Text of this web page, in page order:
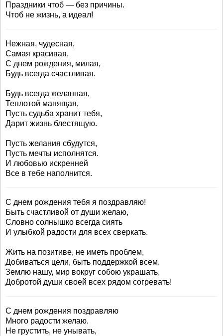
Праздники чтоб — без причины.
Чтоб не жизнь, а идеал!
Нежная, чудесная,
Самая красивая,
С днем рождения, милая,
Будь всегда счастливая.
Будь всегда желанная,
Теплотой манящая,
Пусть судьба хранит тебя,
Дарит жизнь блестящую.
Пусть желания сбудутся,
Пусть мечты исполнятся.
И любовью искренней
Все в тебе наполнится.
С днем рождения тебя я поздравляю!
Быть счастливой от души желаю,
Словно солнышко всегда сиять
И улыбкой радости для всех сверкать.
Жить на позитиве, не иметь проблем,
Добиваться цели, быть поддержкой всем.
Землю нашу, мир вокруг собою украшать,
Добротой души своей всех рядом согревать!
С днем рождения поздравляю
Много радости желаю.
Не грустить, не унывать,